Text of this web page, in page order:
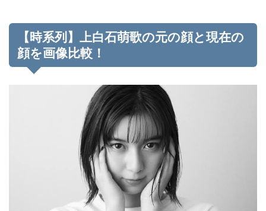
【時系列】上白石萌歌の元の顔と現在の
顔を画像比較！